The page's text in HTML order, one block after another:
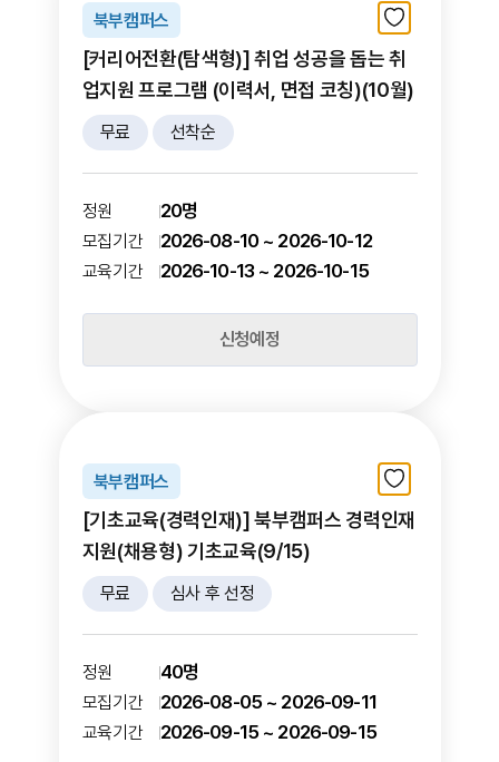
북부캠퍼스
[커리어전환(탐색형)] 취업 성공을 돕는 취
업지원 프로그램 (이력서, 면접 코칭)(10월)
무료 선착순
정원 20명
모집기간 2026-08-10 ~ 2026-10-12
교육기간 2026-10-13 ~ 2026-10-15
신청예정
북부캠퍼스
[기초교육(경력인재)] 북부캠퍼스 경력인재
지원(채용형) 기초교육(9/15)
무료 심사 후 선정
정원 40명
모집기간 2026-08-05 ~ 2026-09-11
교육기간 2026-09-15 ~ 2026-09-15